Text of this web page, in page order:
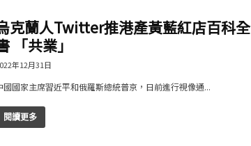
克蘭人Twitter推港產黃藍紅店百科全
「共業」
年12月31日
國國家主席習近平和俄羅斯總統普京，日前進行視像通...
閱讀更多